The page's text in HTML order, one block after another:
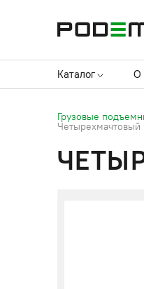
Каталог О
Грузовые
Четырехмачтовый